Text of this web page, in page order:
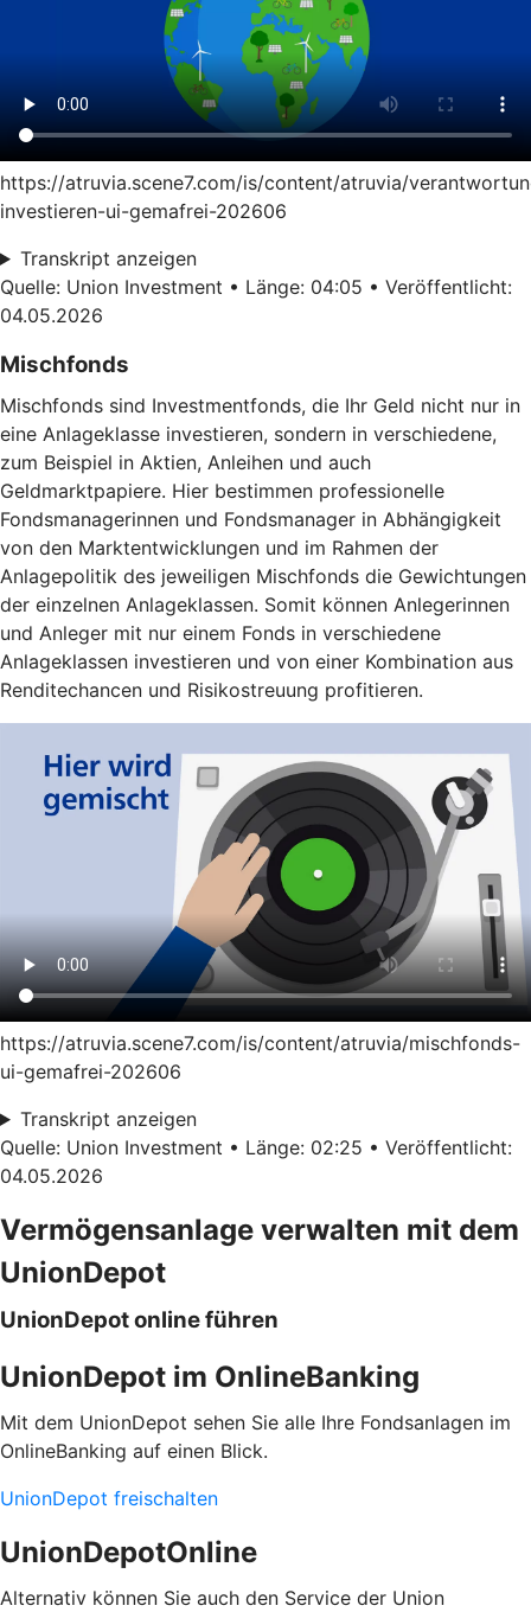
https://atruvia.scene7.com/is/content/atruvia/
investieren-ui-gemafrei-202606
Transkript anzeigen
Quelle: Union Investment • Länge: 04:05 • Veröffentlicht:
04.05.2026
Mischfonds
Mischfonds sind Investmentfonds, die Ihr Geld nicht nur in
eine Anlageklasse investieren, sondern in verschiedene,
zum Beispiel in Aktien, Anleihen und auch
Geldmarktpapiere. Hier bestimmen professionelle
Fondsmanagerinnen und Fondsmanager in Abhängigkeit
von den Marktentwicklungen und im Rahmen der
Anlagepolitik des jeweiligen Mischfonds die Gewichtungen
der einzelnen Anlageklassen. Somit können Anlegerinnen
und Anleger mit nur einem Fonds in verschiedene
Anlageklassen investieren und von einer Kombination aus
Renditechancen und Risikostreuung profitieren.
https://atruvia.scene7.com/is/content/atruvia/mischfonds-
ui-gemafrei-202606
Transkript anzeigen
Quelle: Union Investment • Länge: 02:25 • Veröffentlicht:
04.05.2026
Vermögensanlage verwalten mit dem
UnionDepot
UnionDepot online führen
UnionDepot im OnlineBanking
Mit dem UnionDepot sehen Sie alle Ihre Fondsanlagen im
OnlineBanking auf einen Blick.
UnionDepot freischalten
UnionDepotOnline
Alternativ können Sie auch den Service der Union